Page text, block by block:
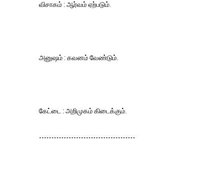
விசாகம் : ஆர்வம் ஏற்படும்.
அனுஷம் : கவனம் வேண்டும்.
கேட்டை : அறிமுகம் கிடைக்கும்.
---------------------------------------